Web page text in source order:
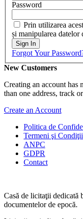
Password
Prin utilizarea
și manipularea datelor
Sign In
Forgot Your
New Customers
Creating an account has
than one address, track
Create an Account
Politica de
Termeni şi Condiţii
ANPC
GDPR
Contact
Casă de licitaţii
documentelor de epocă.